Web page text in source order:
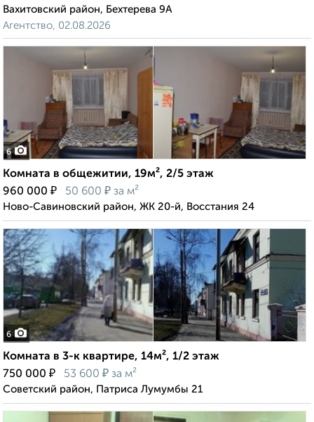
Вахитовский район, Бехтерева 9А
Агентство, 02.08.2026
6
Комната в общежитии, 19м², 2/5 этаж
960 000 ₽ 50 600 ₽ за м²
Ново-Савиновский район, ЖК 20-й, Восстания 24
6
Комната в 3-к квартире, 14м², 1/2 этаж
750 000 ₽ 53 600 ₽ за м²
Советский район, Патриса Лумумбы 21